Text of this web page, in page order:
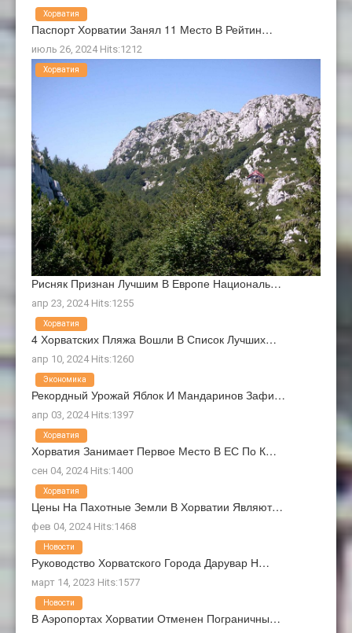
Паспорт Хорватии Занял 11 Место В Рейтин…
июль 26, 2024 Hits:1212
Хорватия
Рисняк Признан Лучшим В Европе Националь…
апр 23, 2024 Hits:1255
Хорватия
4 Хорватских Пляжа Вошли В Список Лучших…
апр 10, 2024 Hits:1260
Хорватия
Рекордный Урожай Яблок И Мандаринов Зафи…
апр 03, 2024 Hits:1397
Экономика
Хорватия Занимает Первое Место В ЕС По К…
сен 04, 2024 Hits:1400
Хорватия
Цены На Пахотные Земли В Хорватии Являют…
фев 04, 2024 Hits:1468
Хорватия
Руководство Хорватского Города Дарувар Н…
март 14, 2023 Hits:1577
Новости
В Аэропортах Хорватии Отменен Пограничны…
Новости